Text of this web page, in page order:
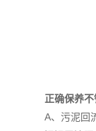
正确保养
A、污泥回